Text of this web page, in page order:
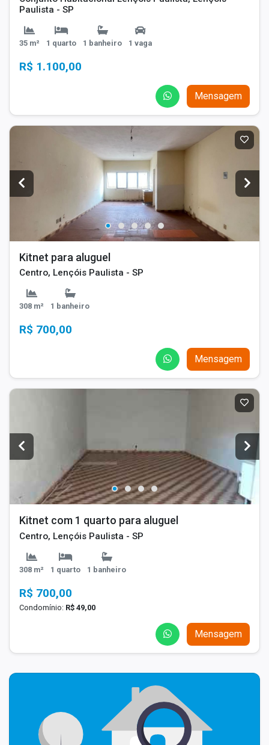
Paulista - SP
35 m² 1 quarto 1 banheiro 1 vaga
R$ 1.100,00
Mensagem
Kitnet para aluguel
Centro, Lençóis Paulista - SP
308 m² 1 banheiro
R$ 700,00
Mensagem
Kitnet com 1 quarto para aluguel
Centro, Lençóis Paulista - SP
308 m² 1 quarto 1 banheiro
R$ 700,00
Condomínio: R$ 49,00
Mensagem